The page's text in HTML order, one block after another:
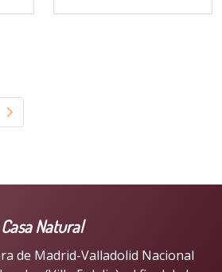
Casa Natural
de Madrid-Valladolid Nacional